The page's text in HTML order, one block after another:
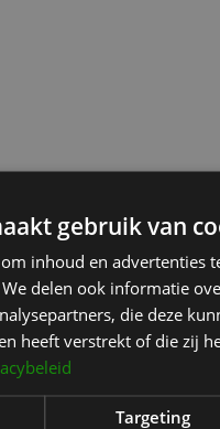
gebruik van
inhoud en advertenties
delen ook informatie
die deze
heeft verstrekt of die zij
Targeting